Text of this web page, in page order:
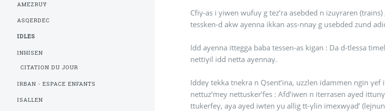
Cfiγ-as i yiwen wufuγ g tez’ra asebded n izuγraren
tessken-d akw ayenna ikkan ass-nnaγ g usebded zund
Idd ayenna ittegga baba tessen-as kigan : Da d-tlessa
nettiγil idd netta ayennaγ.
Iddeγ tekka tnekra n Qsent’ina, uzzlen idammen ngin
nettuz’mey nettusker’fes : Afd’iwen n iterrasen ayed
ttukerfeγ, aya ayed iwten yu allig tt-γlin imexwyad’
AMEZRUY
ASQERDEC
IDLES
INHISEN
CITATION DU JOUR
IRBAN - ESPACE ENFANTS
ISALLEN